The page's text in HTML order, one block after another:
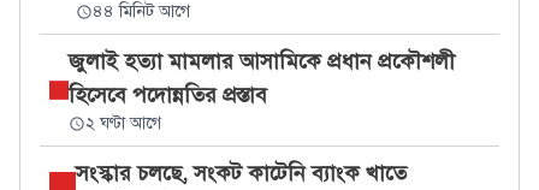
৪৪ মিনিট আগে
জুলাই হত্যা মামলার আসামিকে প্রধান প্রকৌশলী
হিসেবে পদোন্নতির প্রস্তাব
২ ঘণ্টা আগে
সংস্কার চলছে, সংকট কাটেনি ব্যাংক খাতে